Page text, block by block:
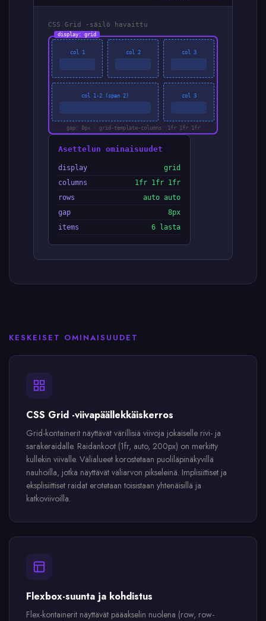
CSS Grid -säilö havaittu
display: grid
col 1 col 2 col 3
col 1-2 (span 2) col 3
gap: 8px · grid-template-columns: 1fr 1fr 1fr
Asettelun ominaisuudet
display
grid
columns
1fr 1fr 1fr
rows
auto auto
gap
8px
items
6 lasta
KESKEISET OMINAISUUDET
CSS Grid -viivapäällekkäiskerros
Grid-kontainerit näyttävät värillisiä viivoja jokaiselle rivi- ja
sarakeraidalle. Raidankoot (1fr, auto, 200px) on merkitty
kullekin viivalle. Välialueet korostetaan puoliläpinäkyvillä
nauhoilla, jotka näyttävät väliarvon pikseleinä. Implisiittiset ja
eksplisiittiset raidat erotetaan toisistaan yhtenäisillä ja
katkoviivoilla.
Flexbox-suunta ja kohdistus
Flex-kontainerit näyttävät pääakselin nuolena (row, row-